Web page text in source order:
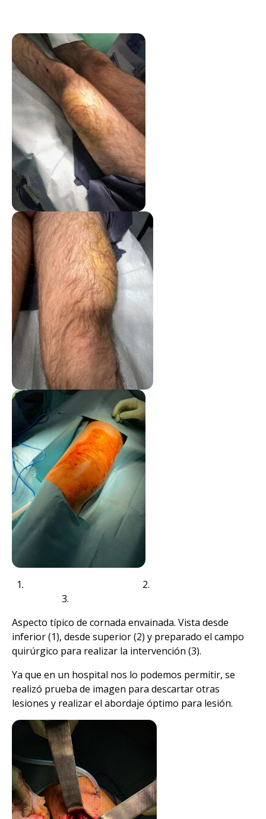
2.
3.
Aspecto típico de cornada envainada. Vista desde
inferior (1), desde superior (2) y preparado el campo
quirúrgico para realizar la intervención (3).
Ya que en un hospital nos lo podemos permitir, se
realizó prueba de imagen para descartar otras
lesiones y realizar el abordaje óptimo para lesión.